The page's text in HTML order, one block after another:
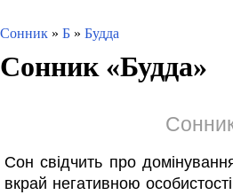
Сонник » Б » Будда
Сонник «Будда»
Сон свідчить про
вкрай негативною